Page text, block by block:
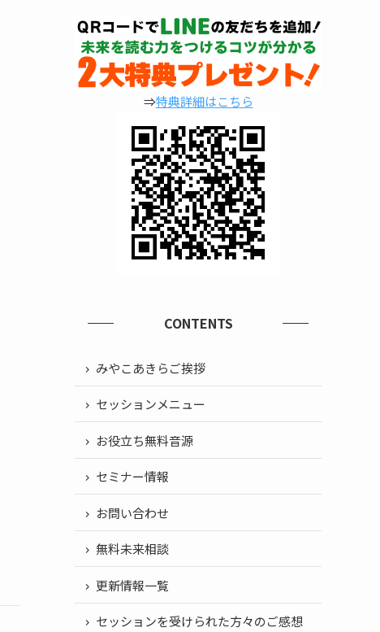
⇒特典詳細はこちら
CONTENTS
みやこあきらご挨拶
セッションメニュー
お役立ち無料音源
セミナー情報
お問い合わせ
無料未来相談
更新情報一覧
セッションを受けられた方々のご感想